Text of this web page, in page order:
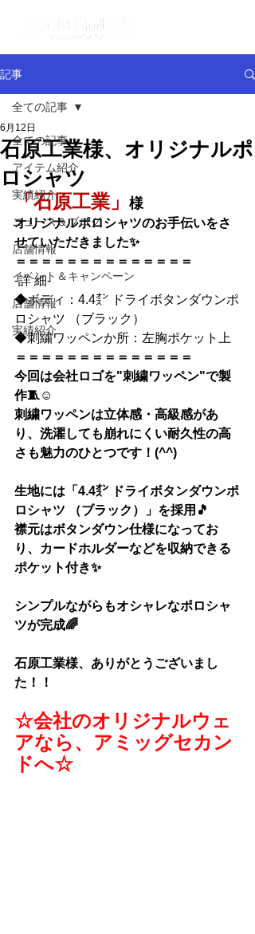
記事
全ての記事
アイテム紹介
実績紹介
ニュース＆ブログ
店舗情報
イベント＆キャンペーン
店舗情報
実績紹介
全ての記事
石原工業様、オリジナルポ
ロシャツ
6月12日
「石原工業」 様
オリジナルポロシャツのお手伝いをさ
せていただきました✨
＝＝＝＝＝＝＝＝＝＝＝＝＝＝
-詳 細-
◆ボディ：4.4㌉ ドライボタンダウンポ
ロシャツ （ブラック）
◆刺繍ワッペンか所：左胸ポケット上
＝＝＝＝＝＝＝＝＝＝＝＝＝＝
今回は会社ロゴを"刺繍ワッペン"で製
作🧵☺
刺繍ワッペンは立体感・高級感があ
り、洗濯しても崩れにくい耐久性の高
さも魅力のひとつです！(^^)
生地には「 4.4㌉ ドライボタンダウンポ
ロシャツ （ブラック）
」を採用🎵
襟元はボタンダウン仕様になってお
り、カードホルダーなどを収納できる
ポケット付き✨
シンプルながらもオシャレなポロシャ
ツが完成🌈
石原工業様、 ありがとうございまし
た！！
☆会社のオリジナルウェ
アなら、アミッグセカン
ドへ☆